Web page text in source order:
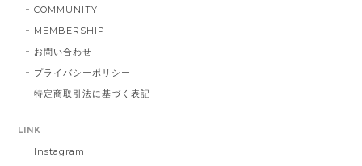
COMMUNITY
MEMBERSHIP
お問い合わせ
プライバシーポリシー
特定商取引法に基づく表記
LINK
Instagram